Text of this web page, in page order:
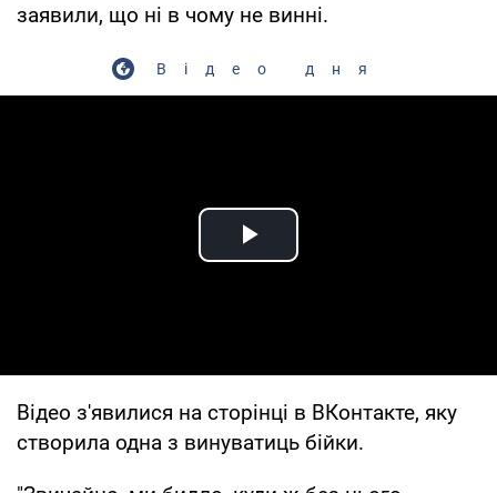
заявили, що ні в чому не винні.
Відео дня
Play Video
Відео з'явилися на сторінці в ВКонтакте, яку
створила одна з винуватиць бійки.